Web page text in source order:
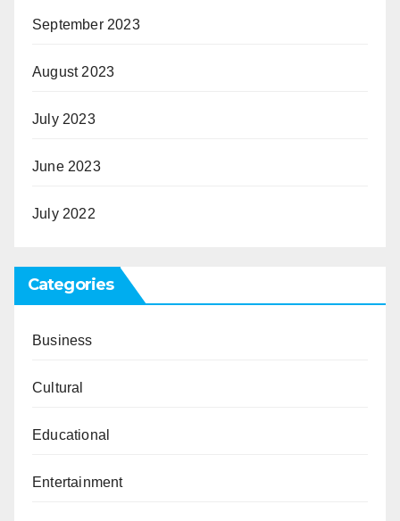
September 2023
August 2023
July 2023
June 2023
July 2022
Categories
Business
Cultural
Educational
Entertainment